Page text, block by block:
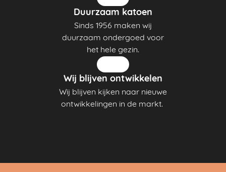
Duurzaam katoen
Sinds 1956 maken wij
duurzaam ondergoed voor
het hele gezin.
Wij blijven ontwikkelen
Wij blijven kijken naar nieuwe
ontwikkelingen in de markt.